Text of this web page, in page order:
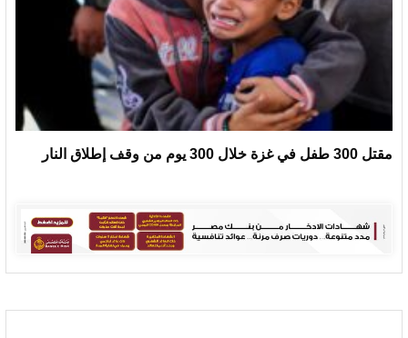
مقتل 300 طفل في غزة خلال 300 يوم من وقف إطلاق النار